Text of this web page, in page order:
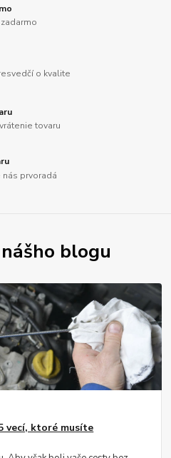
o kvalite
tovaru
prvoradá
blogu
vecí, ktoré musíte